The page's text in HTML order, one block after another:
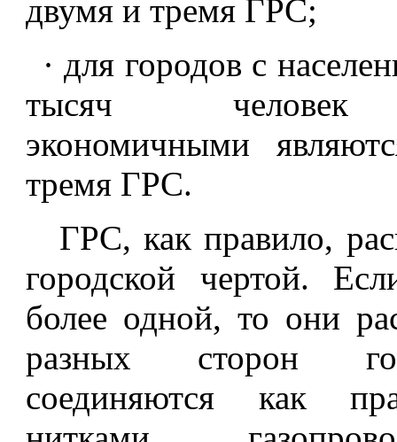
двумя и тремя ГРС;
· для городов с
тысяч человек
экономичными
тремя ГРС.
ГРС, как правило,
городской чертой.
более одной, то они
разных сторон
соединяются как